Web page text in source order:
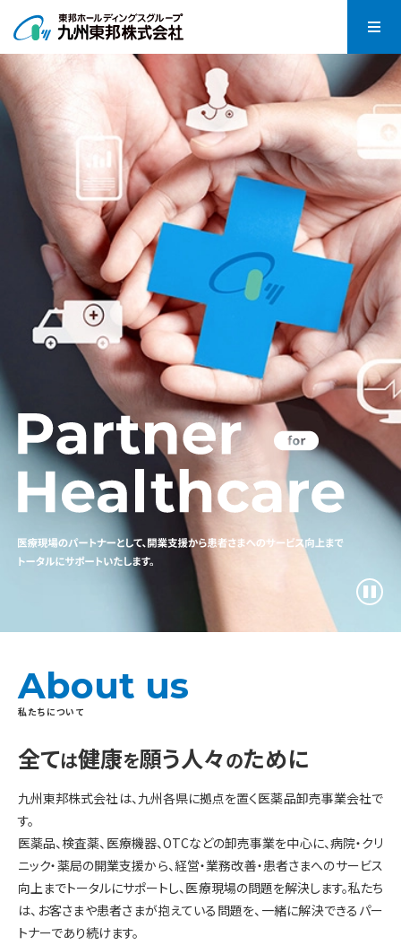
About us
私たちについて
全ては健康を願う人々のために
九州東邦株式会社は、九州各県に拠点を置く医薬品卸売事業会社で
す。
医薬品、検査薬、医療機器、OTCなどの卸売事業を中心に、病院・クリ
ニック・薬局の開業支援から、経営・業務改善・患者さまへのサービス
向上までトータルにサポートし、医療現場の問題を解決します。私たち
は、お客さまや患者さまが抱えている問題を、一緒に解決できるパー
トナーであり続けます。